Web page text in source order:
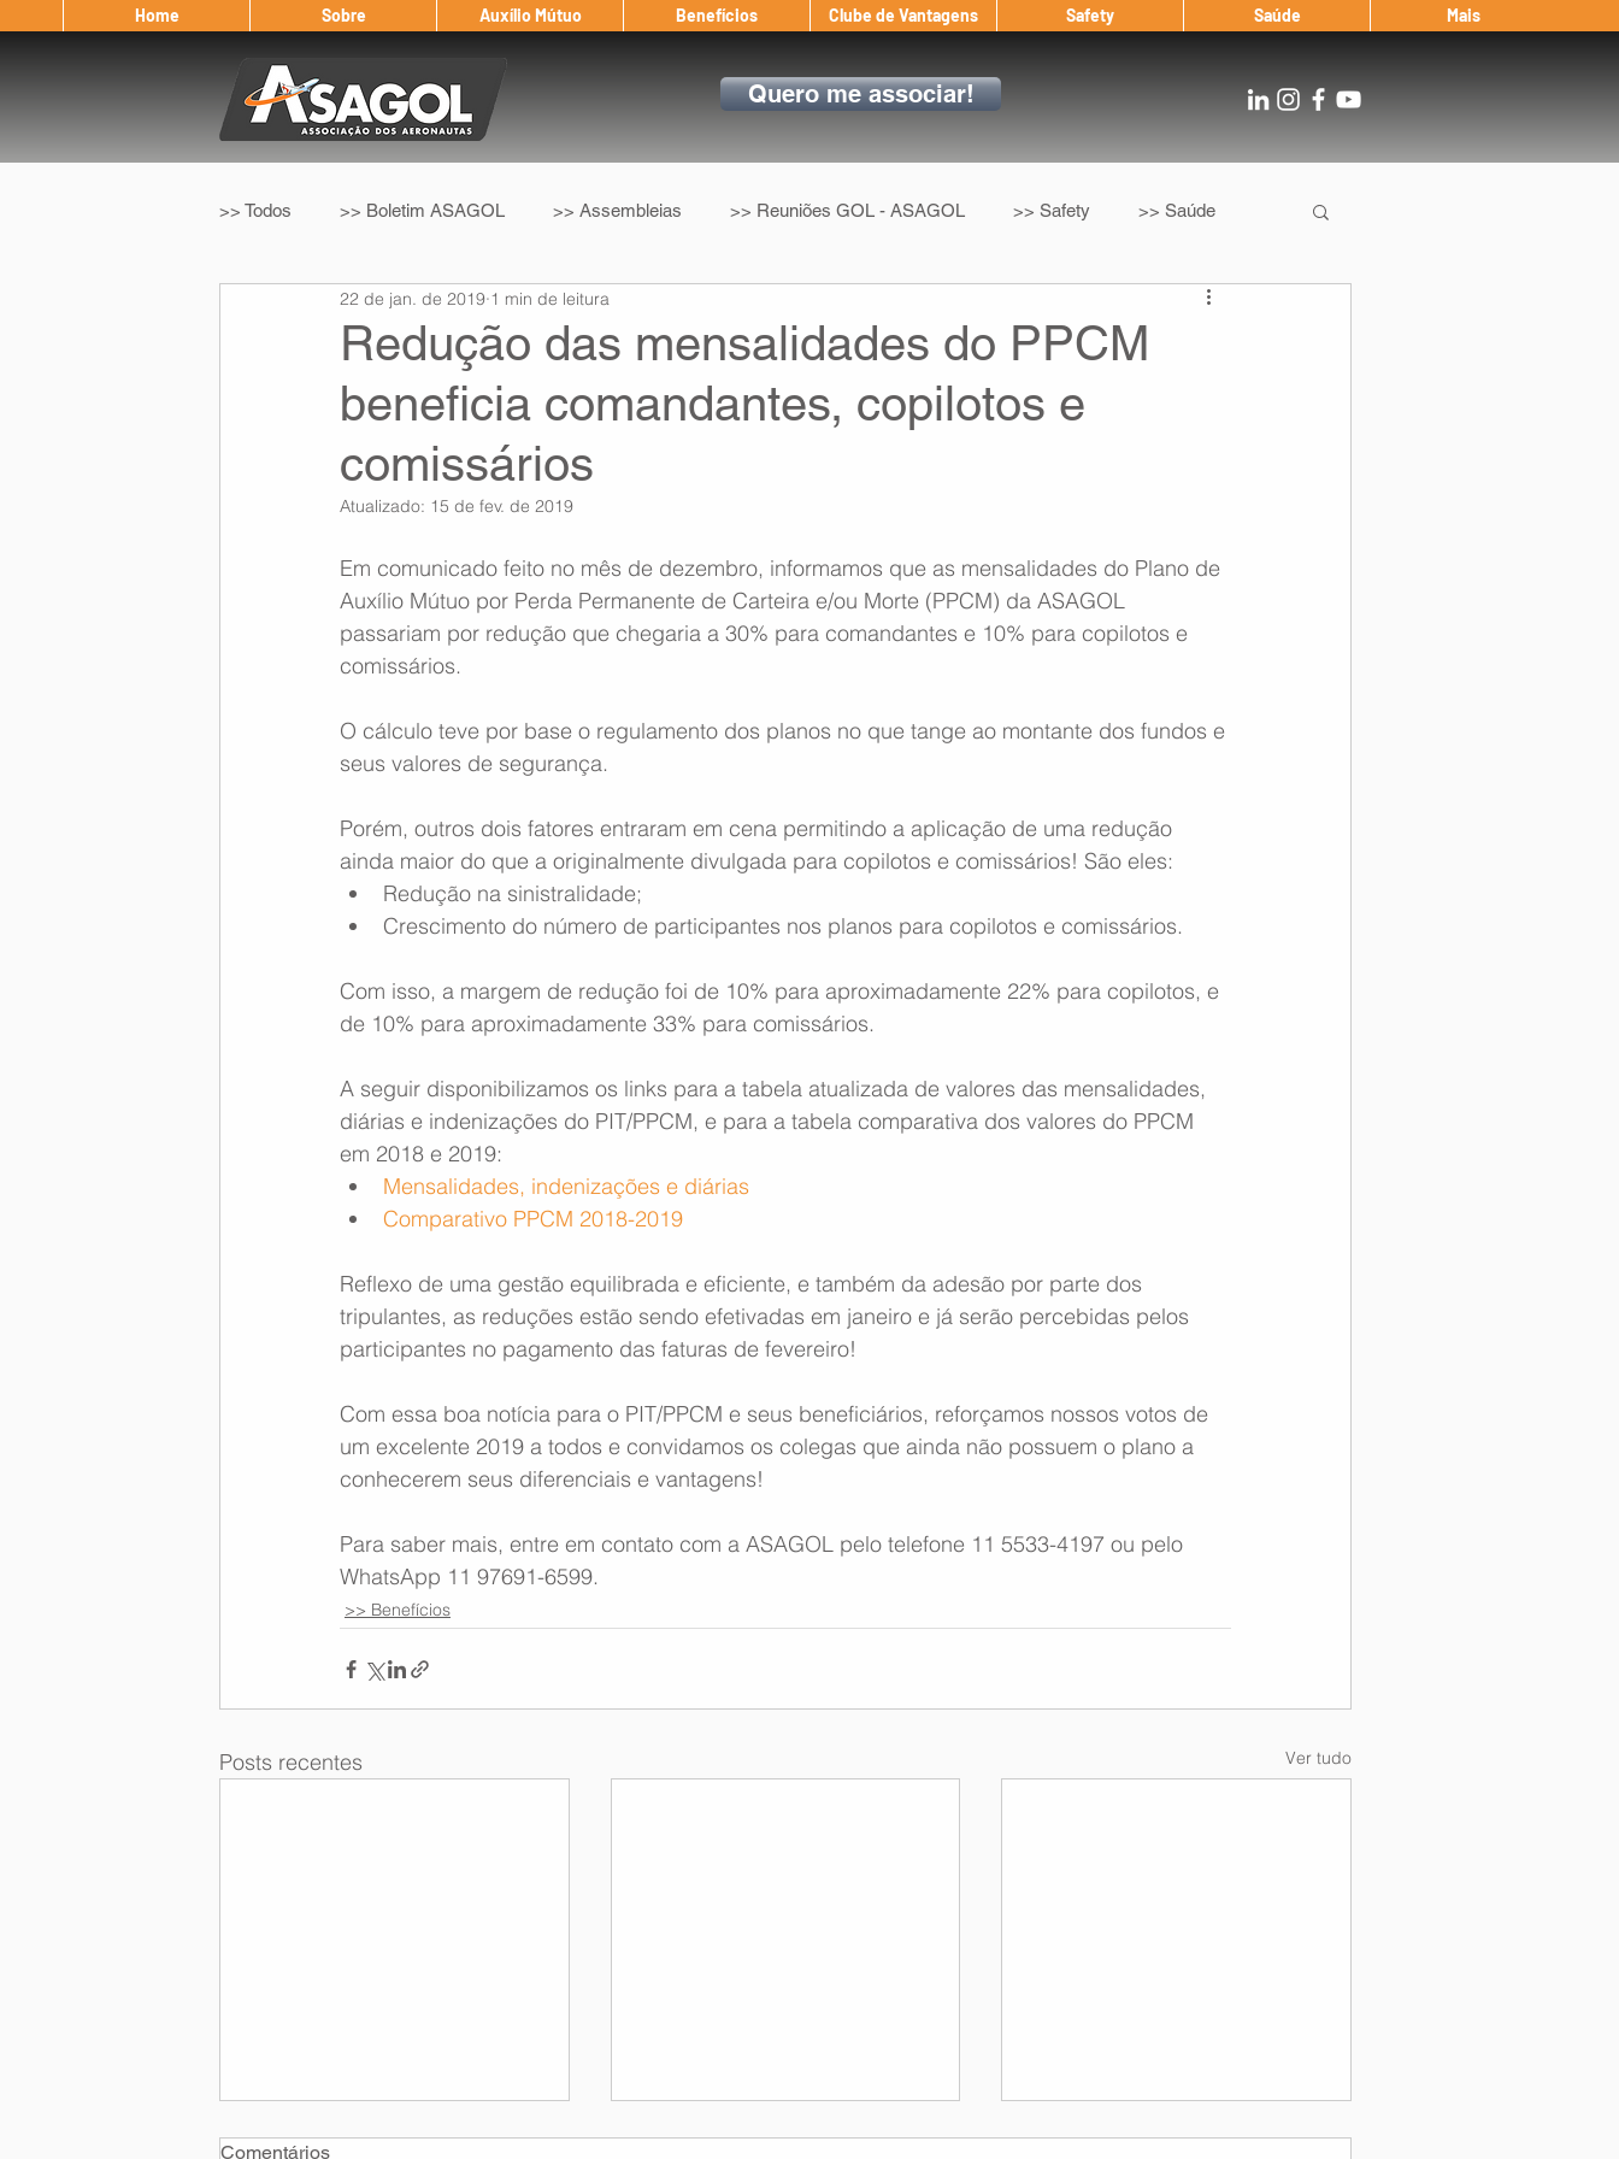
Home Sobre Auxílio Mútuo Benefícios Clube de Vantagens Safety Saúde Mais
Quero me associar!
>> Todos >> Boletim ASAGOL >> Assembleias >> Reuniões GOL - ASAGOL >> Safety >> Saúde
>> Legislação >> IFALPA >> Convenção Coletiva After Landing
Eleição ASAGOL Safety Window Auxílio Mútuo Depoimentos Amigo da ASAGOL
Sorteio de Vouchers Workshop ASAGOL
Memória Aeronáutica
Redução das mensalidades do PPCM
beneficia comandantes, copilotos e
comissários
22 de jan. de 2019 1 min de leitura
Atualizado: 15 de fev. de 2019
Em comunicado feito no mês de dezembro, informamos que as mensalidades do Plano de
Auxílio Mútuo por Perda Permanente de Carteira e/ou Morte (PPCM) da ASAGOL
passariam por redução que chegaria a 30% para comandantes e 10% para copilotos e
comissários.
O cálculo teve por base o regulamento dos planos no que tange ao montante dos fundos e
seus valores de segurança.
Porém, outros dois fatores entraram em cena permitindo a aplicação de uma redução
ainda maior do que a originalmente divulgada para copilotos e comissários! São eles:
Redução na sinistralidade;
Crescimento do número de participantes nos planos para copilotos e comissários.
Com isso, a margem de redução foi de 10% para aproximadamente 22% para copilotos, e
de 10% para aproximadamente 33% para comissários.
A seguir disponibilizamos os links para a tabela atualizada de valores das mensalidades,
diárias e indenizações do PIT/PPCM, e para a tabela comparativa dos valores do PPCM
em 2018 e 2019:
Mensalidades, indenizações e diárias
Comparativo PPCM 2018-2019
Reflexo de uma gestão equilibrada e eficiente, e também da adesão por parte dos
tripulantes, as reduções estão sendo efetivadas em janeiro e já serão percebidas pelos
participantes no pagamento das faturas de fevereiro!
Com essa boa notícia para o PIT/PPCM e seus beneficiários, reforçamos nossos votos de
um excelente 2019 a todos e convidamos os colegas que ainda não possuem o plano a
conhecerem seus diferenciais e vantagens!
Para saber mais, entre em contato com a ASAGOL pelo telefone 11 5533-4197 ou pelo
WhatsApp 11 97691-6599.
>> Benefícios
Posts recentes Ver tudo
Comentários